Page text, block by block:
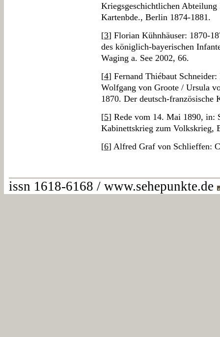
Kriegsgeschichtlichen Abteilung
Kartenbde., Berlin 1874-1881.
[3] Florian Kühnhäuser: 1870-
des königlich-bayerischen
Waging a. See 2002, 66.
[4] Fernand Thiébaut
Wolfgang von Groote / Ursula
1870. Der deutsch-
[5] Rede vom 14. Mai 1890, in:
Kabinettskrieg zum Volkskrieg,
[6] Alfred Graf von Schlieffen:
issn 1618-6168 / www.sehepunkte.de